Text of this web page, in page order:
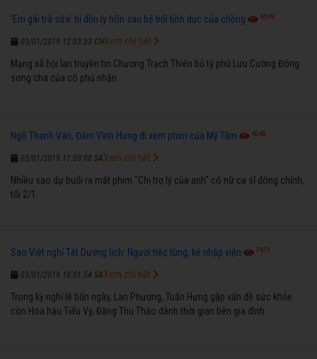
'Em gái trà sữa' bị đồn ly hôn sau bê bối tình dục của chồng 6578
03/01/2019 12:03:33 CH
Mạng xã hội lan truyền tin Chương Trạch Thiên bỏ tỷ phú Lưu Cường Đông
song cha của cô phủ nhận.
Xem chi tiết
Ngô Thanh Vân, Đàm Vĩnh Hưng đi xem phim của Mỹ Tâm 6260
03/01/2019 11:03:00 SA
Nhiều sao dự buổi ra mắt phim "Chị trợ lý của anh" có nữ ca sĩ đóng chính,
tối 2/1.
Xem chi tiết
Sao Việt nghỉ Tết Dương lịch: Người tiệc tùng, kẻ nhập viện 7673
03/01/2019 10:01:54 SA
Trong kỳ nghỉ lễ bốn ngày, Lan Phương, Tuấn Hưng gặp vấn đề sức khỏe
còn Hoa hậu Tiểu Vy, Đặng Thu Thảo dành thời gian bên gia đình.
Xem chi tiết